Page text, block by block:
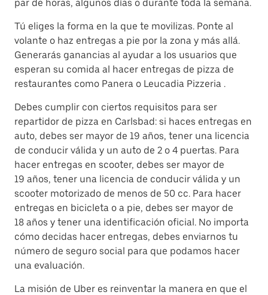
par de horas, algunos días o durante toda la semana.
Tú eliges la forma en la que te movilizas. Ponte al
volante o haz entregas a pie por la zona y más allá.
Generarás ganancias al ayudar a los usuarios que
esperan su comida al hacer entregas de pizza de
restaurantes como Panera o Leucadia Pizzeria .
Debes cumplir con ciertos requisitos para ser
repartidor de pizza en Carlsbad: si haces entregas en
auto, debes ser mayor de 19 años, tener una licencia
de conducir válida y un auto de 2 o 4 puertas. Para
hacer entregas en scooter, debes ser mayor de
19 años, tener una licencia de conducir válida y un
scooter motorizado de menos de 50 cc. Para hacer
entregas en bicicleta o a pie, debes ser mayor de
18 años y tener una identificación oficial. No importa
cómo decidas hacer entregas, debes enviarnos tu
número de seguro social para que podamos hacer
una evaluación.
La misión de Uber es reinventar la manera en que el